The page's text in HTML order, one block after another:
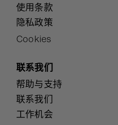
使用条款
隐私政策
Cookies
联系我们
帮助与支持
联系我们
工作机会